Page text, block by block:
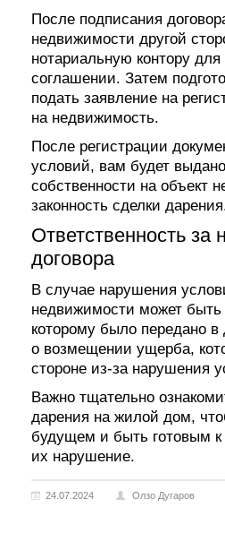
После подписания
недвижимости другой
нотариальную контору
соглашении. Затем
подать заявление на
на недвижимость.
После регистрации
условий, вам будет
собственности на объект
законность сделки
Ответственность за
договора
В случае нарушения
недвижимости может
которому было передано
о возмещении ущерба,
стороне из-за нарушения
Важно тщательно
дарения на жилой дом,
будущем и быть готовым к
их нарушение.
24.07.2024 Олзо Дугаров